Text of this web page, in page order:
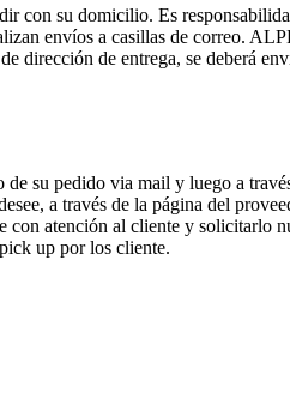
con su domicilio. Es
envíos a casillas de correo.
dirección de entrega, se deberá
su pedido via mail y luego a
a través de la página del
atención al cliente y solicitarlo
up por los cliente.